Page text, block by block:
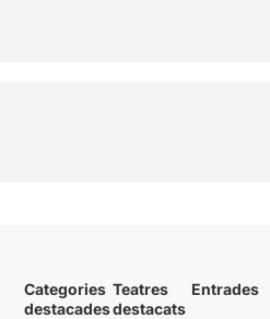
Categories
destacades
Teatres
destacats
Entrades